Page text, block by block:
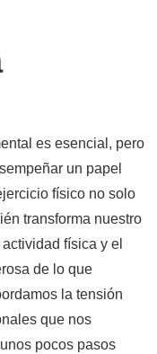
es esencial, pero
un papel
físico no solo
transforma nuestro
física y el
de lo que
la tensión
que nos
pocos pasos